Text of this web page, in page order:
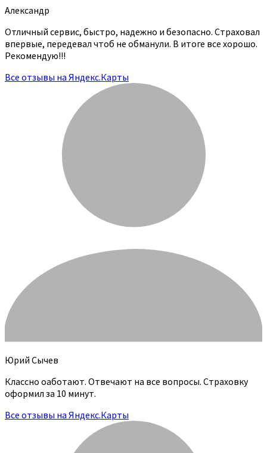
Александр
Отличный сервис, быстро, надежно и безопасно. Страховал
впервые, передевал чтоб не обманули. В итоге все хорошо.
Рекомендую!!!
Все отзывы на Яндекс.Карты
Юрий Сычев
Классно оаботают. Отвечают на все вопросы. Страховку
оформил за 10 минут.
Все отзывы на Яндекс.Карты